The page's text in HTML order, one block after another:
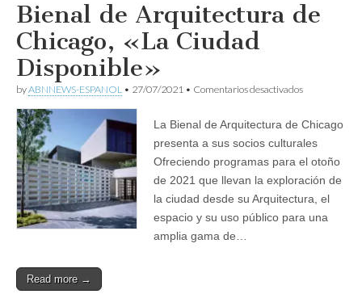
Bienal de Arquitectura de
Chicago, «La Ciudad
Disponible»
byABNNEWS-ESPANOL • 27/07/2021 • Comentarios desactivadosen
Arquitectura
de
«La
Ciudad
La Bienal de Arquitectura de Chicago
presenta a sus socios culturales
Ofreciendo programas para el otoño
de 2021 que llevan la exploración de
la ciudad desde su Arquitectura, el
espacio y su uso público para una
amplia gama de…
Read more →